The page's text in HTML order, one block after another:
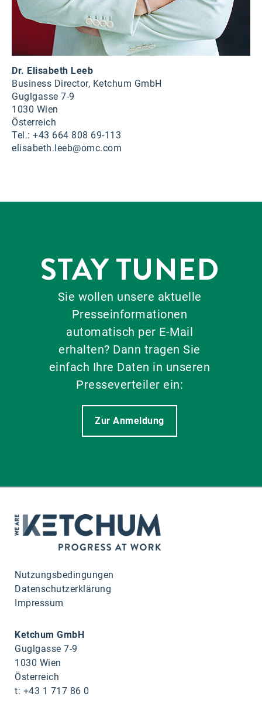
Dr. Elisabeth Leeb
Business Director, Ketchum GmbH
Guglgasse 7-9
1030 Wien
Österreich
Tel.: +43 664 808 69-113
elisabeth.leeb@omc.com
STAY TUNED
Sie wollen unsere aktuelle
Presseinformationen
automatisch per E-Mail
erhalten? Dann tragen Sie
einfach Ihre Daten in unseren
Presseverteiler ein:
Zur Anmeldung
Nutzungsbedingungen
Datenschutzerklärung
Impressum
Ketchum GmbH
Guglgasse 7-9
1030 Wien
Österreich
t: +43 1 717 86 0